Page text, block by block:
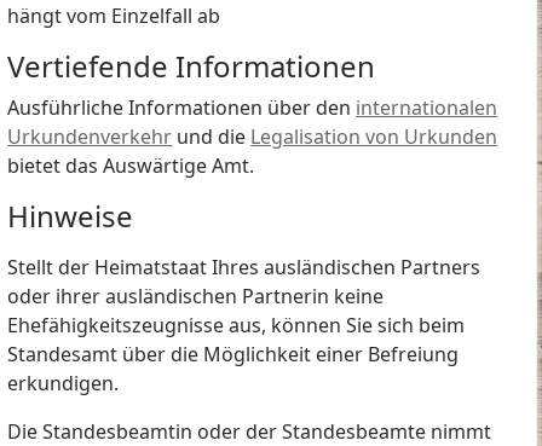
hängt vom Einzelfall ab
Vertiefende Informationen
Ausführliche Informationen über den internationalen
Urkundenverkehr und die Legalisation von Urkunden
bietet das Auswärtige Amt.
Hinweise
Stellt der Heimatstaat Ihres ausländischen Partners
oder ihrer ausländischen Partnerin keine
Ehefähigkeitszeugnisse aus, können Sie sich beim
Standesamt über die Möglichkeit einer Befreiung
erkundigen.
Die Standesbeamtin oder der Standesbeamte nimmt